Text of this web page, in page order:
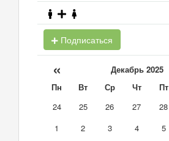
Подписаться
« Декабрь 2025
Пн Вт Ср Чт Пт
24
25 26 27 28
1
2 3 4 5